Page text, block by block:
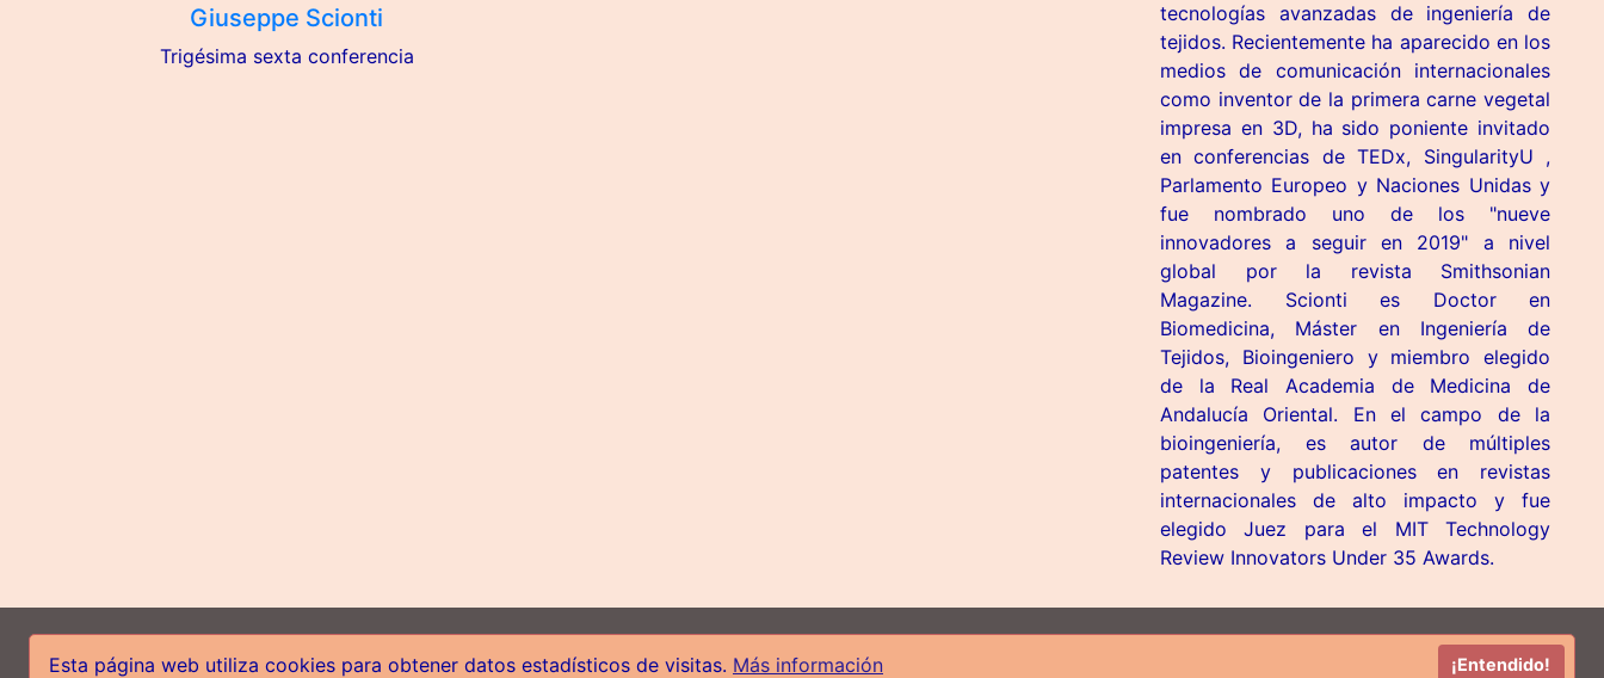
Esta página web utiliza cookies para obtener datos estadísticos de visitas. Más información ¡Entendido!
Giuseppe Scionti
Trigésima sexta conferencia
tecnologías avanzadas de ingeniería de
tejidos. Recientemente ha aparecido en los
medios de comunicación internacionales
como inventor de la primera carne vegetal
impresa en 3D, ha sido poniente invitado
en conferencias de TEDx, SingularityU ,
Parlamento Europeo y Naciones Unidas y
fue nombrado uno de los "nueve
innovadores a seguir en 2019" a nivel
global por la revista Smithsonian
Magazine. Scionti es Doctor en
Biomedicina, Máster en Ingeniería de
Tejidos, Bioingeniero y miembro elegido
de la Real Academia de Medicina de
Andalucía Oriental. En el campo de la
bioingeniería, es autor de múltiples
patentes y publicaciones en revistas
internacionales de alto impacto y fue
elegido Juez para el MIT Technology
Review Innovators Under 35 Awards.